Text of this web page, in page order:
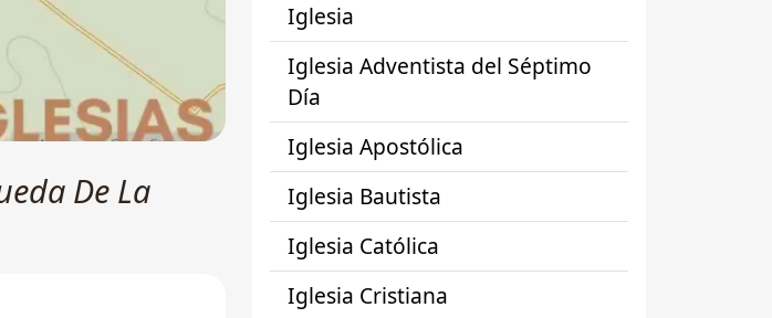
De La
Iglesia
Iglesia Adventista del Séptimo
Día
Iglesia Apostólica
Iglesia Bautista
Iglesia Católica
Iglesia Cristiana